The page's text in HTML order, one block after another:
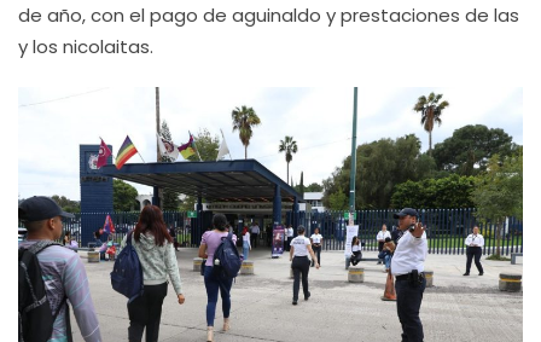
de año, con el pago de aguinaldo y prestaciones de las
y los nicolaitas.